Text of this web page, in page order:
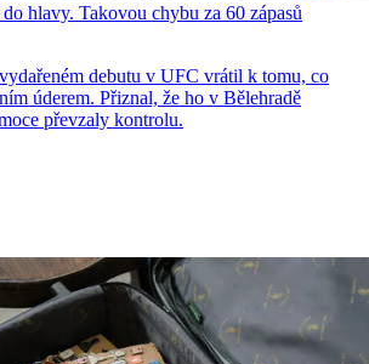
hlavy. Takovou chybu za 60 zápasů
debutu v UFC vrátil k tomu, co
úderem. Přiznal, že ho v Bělehradě
převzaly kontrolu.